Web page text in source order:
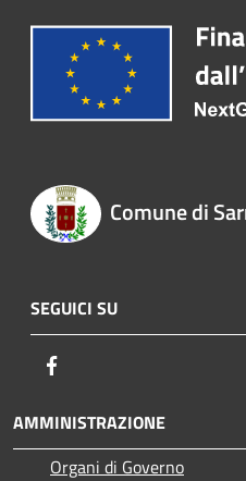
Comune di
SEGUICI SU
AMMINISTRAZIONE
Organi di Governo